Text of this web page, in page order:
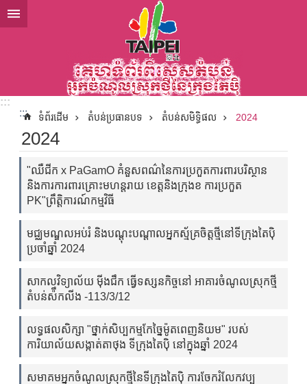
ទៅកាន់មាតិកាប្លុកមាតិកាសំខាន់
:::
:::
ទំព័រដើម តំបន់ប្រធានបទ តំបន់សមិទ្ធិផល 2024
2024
"ឈឺជីក x PaGamO គំនួសពណ៌នៃការប្រកួតការពារបរិស្ថាន
និងការការពារគ្រោះមហន្តរាយ ខេត្តនិងក្រុងខ ការប្រកួត
PK"ព្រឹត្តិការណ៍កម្មវិធី
មជ្ឈមណ្ឌលអប់រំ និងបណ្តុះបណ្តាលអ្នកស្ម័គ្រចិត្តថ្មីនៅទីក្រុងតៃប៉ិ
ប្រចាំឆ្នាំ 2024
សាកលវិទ្យាល័យ ម៉ីងជឹក ធ្វើទស្សនកិច្ចនៅ អាគារចំណូលស្រុកថ្មី
តំបន់ស៉ឹកលីង -113/3/12
លទ្ធផលសិក្សា "ថ្នាក់សិប្បកម្មកែច្នៃម៉ូតពេញនិយម" របស់
ការិយាល័យសង្កាត់តាថុង ទីក្រុងតៃប៉ិ នៅក្នុងឆ្នាំ 2024
សមាគមអ្នកចំណូលស្រុកថ្មីនៃទីក្រុងតៃប៉ិ ការចែករំលែកវប្ប